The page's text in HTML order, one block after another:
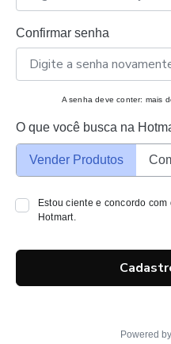
Confirmar senha
A senha deve conter: mais
O que você busca na
Vender Produtos
Estou ciente e concordo
Hotmart.
Powered by